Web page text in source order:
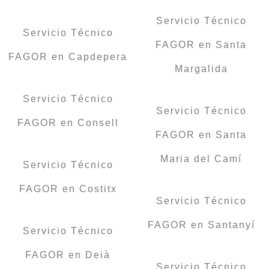
Servicio Técnico
FAGOR en Capdepera
Servicio Técnico
FAGOR en Consell
Servicio Técnico
FAGOR en Costitx
Servicio Técnico
FAGOR en Deià
Servicio Técnico
FAGOR en Santa
Margalida
Servicio Técnico
FAGOR en Santa
Maria del Camí
Servicio Técnico
FAGOR en Santanyí
Servicio Técnico